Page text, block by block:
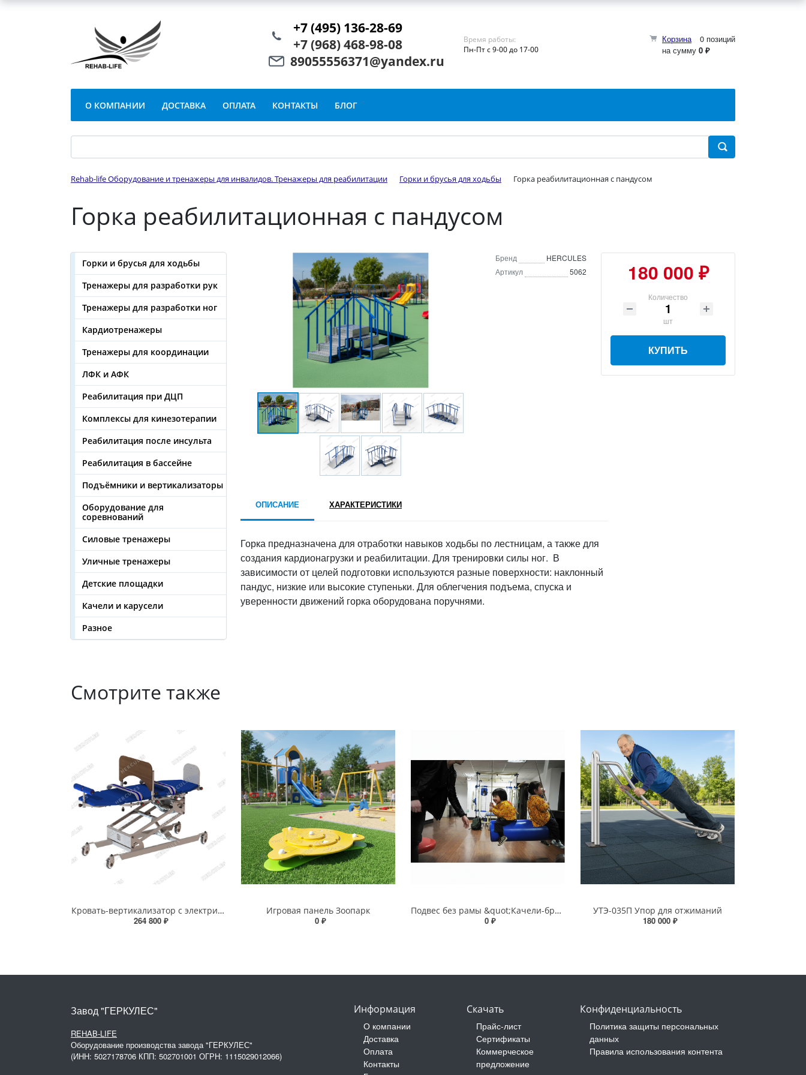
Корзина
0 позиций
на сумму 0 ₽
+7 (495) 136-28-69
+7 (968) 468-98-08
89055556371@yandex.ru
Время работы:
Пн-Пт с 9-00 до 17-00
О КОМПАНИИ ДОСТАВКА ОПЛАТА КОНТАКТЫ БЛОГ
Rehab-life Оборудование и тренажеры для инвалидов. Тренажеры для реабилитации Горки и брусья для ходьбы Горка реабилитационная с пандусом
Горка реабилитационная с пандусом
Горки и брусья для ходьбы
Тренажеры для разработки рук
Тренажеры для разработки ног
Кардиотренажеры
Тренажеры для координации
ЛФК и АФК
Реабилитация при ДЦП
Комплексы для кинезотерапии
Реабилитация после инсульта
Реабилитация в бассейне
Подъёмники и вертикализаторы
Оборудование для
соревнований
Силовые тренажеры
Уличные тренажеры
Детские площадки
Качели и карусели
Разное
Бренд
HERCULES
Артикул
5062 180 000 ₽
Количество
шт
КУПИТЬ
ОПИСАНИЕ ХАРАКТЕРИСТИКИ
Горка предназначена для отработки навыков ходьбы по лестницам, а также для
создания кардионагрузки и реабилитации. Для тренировки силы ног. В
зависимости от целей подготовки используются разные поверхности: наклонный
пандус, низкие или высокие ступеньки. Для облегчения подъема, спуска и
уверенности движений горка оборудована поручнями.
Смотрите также
Кровать-вертикализатор с электрическим приводом
264 800 ₽
Игровая панель Зоопарк
0 ₽
Подвес без рамы &quot;Качели-бревно&quot;
0 ₽
УТЭ-035П Упор для отжиманий
180 000 ₽
Завод "ГЕРКУЛЕС"
REHAB-LIFE
Оборудование производства завода "ГЕРКУЛЕС"
(ИНН: 5027178706 КПП: 502701001 ОГРН: 1115029012066)
Информация
О компании
Доставка
Оплата
Контакты
Скачать
Прайс-лист
Сертификаты
Коммерческое
предложение
Конфиденциальность
Политика защиты персональных
данных
Правила использования контента